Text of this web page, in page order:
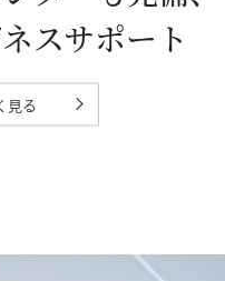
スサポート
見る